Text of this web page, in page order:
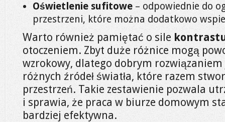
Oświetlenie sufitowe – odpowiednie do
przestrzeni, które można dodatkowo
Warto również pamiętać o sile
otoczeniem. Zbyt duże różnice mogą
wzrokowy, dlatego dobrym
różnych źródeł światła, które razem
przestrzeń. Takie zestawienie pozwala
i sprawia, że praca w biurze domowym
bardziej efektywna.